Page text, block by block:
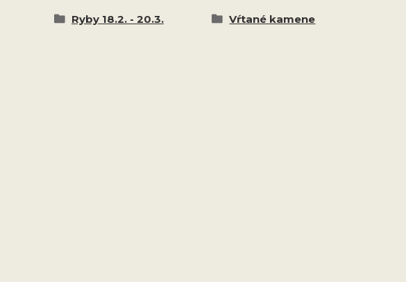
Ryby 18.2. - 20.3. Vŕtané kamene